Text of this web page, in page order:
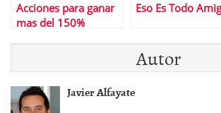
Acciones para ganar
mas del 150%
Eso Es Todo
Autor
Javier Alfayate